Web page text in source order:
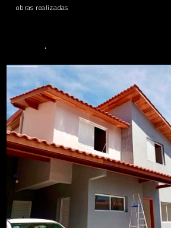
obras realizadas
.